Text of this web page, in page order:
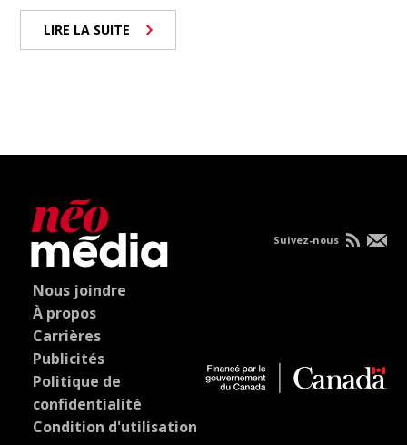
LIRE LA SUITE
Nous joindre
À propos
Carrières
Publicités
Politique de
confidentialité
Condition d'utilisation
Suivez-nous